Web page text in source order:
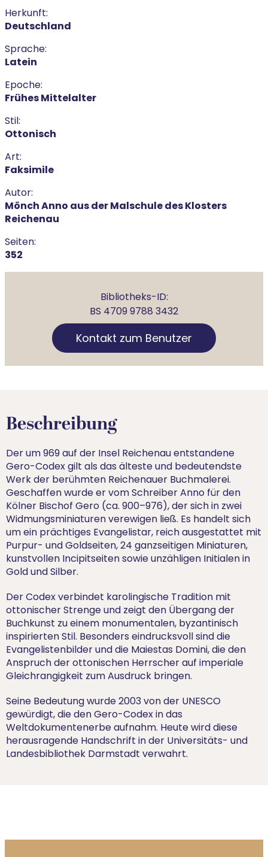
Herkunft:
Deutschland
Sprache:
Latein
Epoche:
Frühes Mittelalter
Stil:
Ottonisch
Art:
Faksimile
Autor:
Mönch Anno aus der Malschule des Klosters
Reichenau
Seiten:
352
Bibliotheks-ID:
BS 4709 9788 3432
Kontakt zum Benutzer
Beschreibung
Der um 969 auf der Insel Reichenau entstandene
Gero-Codex gilt als das älteste und bedeutendste
Werk der berühmten Reichenauer Buchmalerei.
Geschaffen wurde er vom Schreiber Anno für den
Kölner Bischof Gero (ca. 900–976), der sich in zwei
Widmungsminiaturen verewigen ließ. Es handelt sich
um ein prächtiges Evangelistar, reich ausgestattet mit
Purpur- und Goldseiten, 24 ganzseitigen Miniaturen,
kunstvollen Incipitseiten sowie unzähligen Initialen in
Gold und Silber.
Der Codex verbindet karolingische Tradition mit
ottonischer Strenge und zeigt den Übergang der
Buchkunst zu einem monumentalen, byzantinisch
inspirierten Stil. Besonders eindrucksvoll sind die
Evangelistenbilder und die Maiestas Domini, die den
Anspruch der ottonischen Herrscher auf imperiale
Gleichrangigkeit zum Ausdruck bringen.
Seine Bedeutung wurde 2003 von der UNESCO
gewürdigt, die den Gero-Codex in das
Weltdokumentenerbe aufnahm. Heute wird diese
herausragende Handschrift in der Universitäts- und
Landesbibliothek Darmstadt verwahrt.